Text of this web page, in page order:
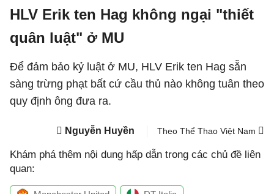
HLV Erik ten Hag không ngại "thiết
quân luật" ở MU
Để đảm bảo kỷ luật ở MU, HLV Erik ten Hag sẵn
sàng trừng phạt bất cứ cầu thủ nào không tuân theo
quy định ông đưa ra.
Nguyễn Huyền Theo Thể Thao Việt Nam
Khám phá thêm nội dung hấp dẫn trong các chủ đề liên
quan: